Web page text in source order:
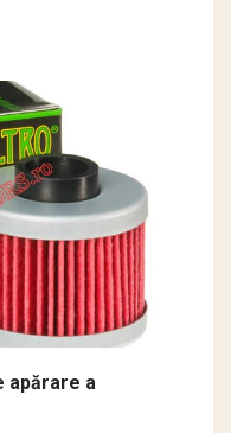
apărare a